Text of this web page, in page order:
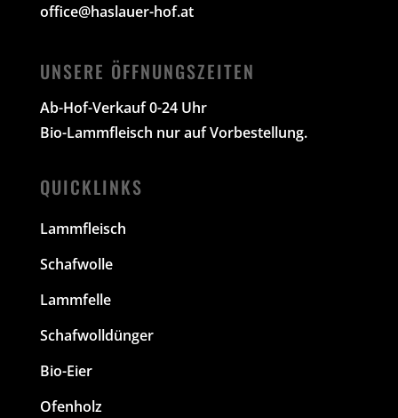
office@haslauer-hof.at
UNSERE ÖFFNUNGSZEITEN
Ab-Hof-Verkauf 0-24 Uhr
Bio-Lammfleisch nur auf Vorbestellung.
QUICKLINKS
Lammfleisch
Schafwolle
Lammfelle
Schafwolldünger
Bio-Eier
Ofenholz